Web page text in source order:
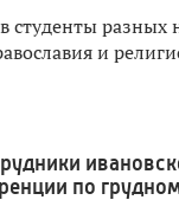
студенты
и
по